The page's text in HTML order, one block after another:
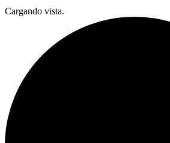
Cargando vista.